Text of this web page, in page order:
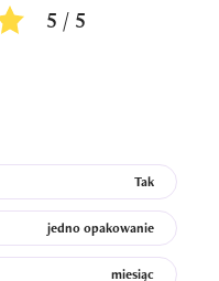
5 / 5
Tak
jedno opakowanie
miesiąc